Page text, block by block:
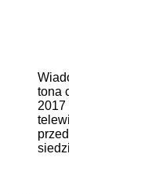
Wiadomość ta
tona cegieł i
2017 r. siedział
telewizję, gdy
przedstawiająca
siedziały dzieci,